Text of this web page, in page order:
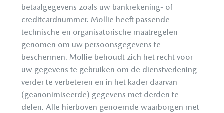
betaalgegevens zoals uw bankrekening- of
creditcardnummer. Mollie heeft passende
technische en organisatorische maatregelen
genomen om uw persoonsgegevens te
beschermen. Mollie behoudt zich het recht voor
uw gegevens te gebruiken om de dienstverlening
verder te verbeteren en in het kader daarvan
(geanonimiseerde) gegevens met derden te
delen. Alle hierboven genoemde waarborgen met